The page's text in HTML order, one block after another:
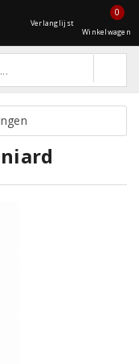
Verlanglijst
0
Winkelwagen